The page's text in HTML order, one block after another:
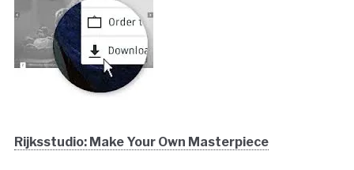
Rijksstudio: Make Your Own Masterpiece